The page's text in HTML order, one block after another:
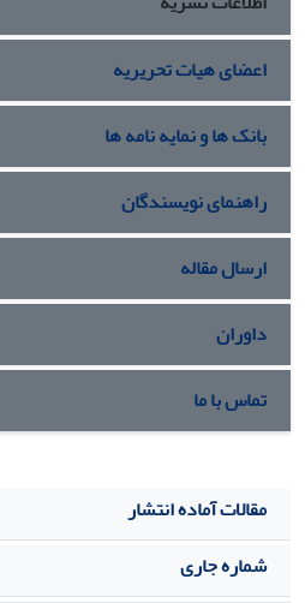
اعضای هیات تحریریه
بانک ها و نمایه نامه ها
راهنمای نویسندگان
ارسال مقاله
داوران
تماس با ما
مقالات آماده انتشار
شماره جاری